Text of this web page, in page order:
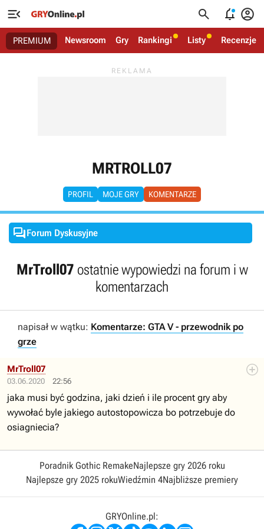
   
PREMIUM Newsroom Gry Rankingi Listy Recenzje
MRTROLL07
PROFIL MOJE GRY KOMENTARZE
Forum Dyskusyjne
MrTroll07 ostatnie wypowiedzi na forum i w
komentarzach
napisał w wątku: Komentarze: GTA V - przewodnik po
grze
03.06.2020 22:56
MrTroll07
jaka musi być godzina, jaki dzień i ile procent gry aby
wywołać byle jakiego autostopowicza bo potrzebuje do
osiagniecia?
Poradnik Gothic RemakeNajlepsze gry 2026 roku
Najlepsze gry 2025 rokuWiedźmin 4Najbliższe premiery
GRYOnline.pl: